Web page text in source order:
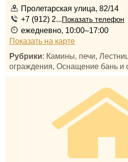
Пролетарская улица, 82/14
+7 (912) 2...Показать телефон
ежедневно, 10:00–17:00
Показать на карте
Рубрики: Камины, печи,
ограждения, Оснащение бань и